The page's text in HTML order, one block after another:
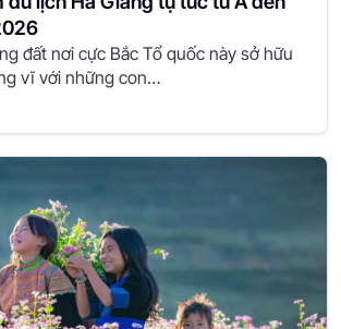
đất nơi cực Bắc Tổ quốc này sở hữu
vĩ với những con…